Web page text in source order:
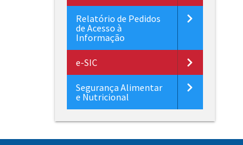
Relatório de Pedidos
de Acesso à
Informação
e-SIC
Segurança Alimentar
e Nutricional